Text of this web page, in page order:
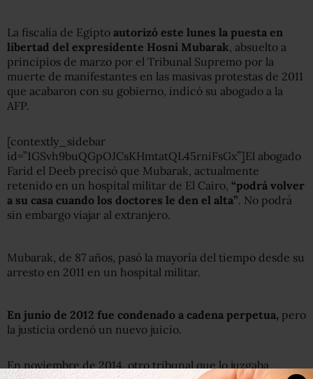
La fiscalía de Egipto autorizó este lunes la puesta en
libertad del expresidente Hosni Mubarak, absuelto a
principios de marzo por el Tribunal Supremo por la
muerte de manifestantes en las masivas protestas de 2011
que acabaron con su gobierno, indicó su abogado a la
AFP.
[contextly_sidebar
id=”1GSvh9buQGpOJCsKHmtatQL45rniFsGx”]El abogado
Farid el Deeb precisó que Mubarak, actualmente
retenido en un hospital militar de El Cairo, “podrá volver
a su casa cuando los doctores le den el alta”. No podrá
sin embargo viajar al extranjero.
Mubarak, de 87 años, pasó la mayoría del tiempo desde su
arresto en 2011 en un hospital militar.
En junio de 2012 fue condenado a cadena perpetua, pero
la justicia ordenó un nuevo juicio.
En noviembre de 2014, otro tribunal que lo juzgaba